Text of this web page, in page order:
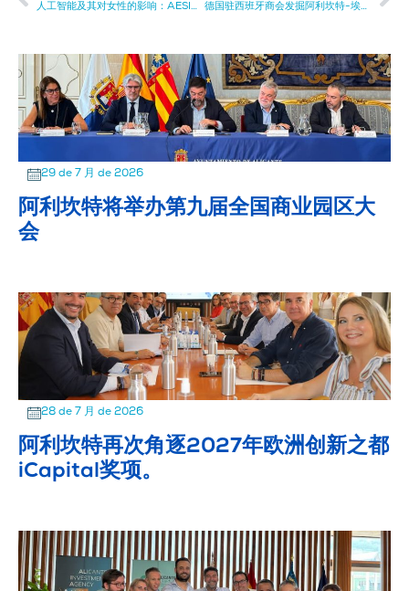
人工智能及其对女性的影响：AESIA举办辩论会 德国驻西班牙商会发掘阿利坎特-埃尔切走廊的商业潜力
29 de 7 月 de 2026
阿利坎特将举办第九届全国商业园区大
会
28 de 7 月 de 2026
阿利坎特再次角逐2027年欧洲创新之都
iCapital奖项。